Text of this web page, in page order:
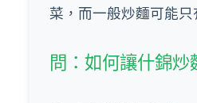
菜，而一般炒麵可能只
問：如何讓什錦炒